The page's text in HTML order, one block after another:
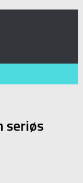
seriøs